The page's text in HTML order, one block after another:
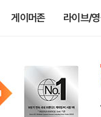
게이머존 라이브/